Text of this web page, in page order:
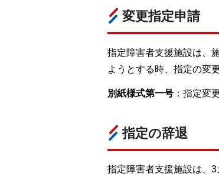
変更指定申請
指定障害者支援施設は、
ようとする時、指定の変
別紙様式第一号 ：指定変
指定の辞退
指定障害者支援施設は、